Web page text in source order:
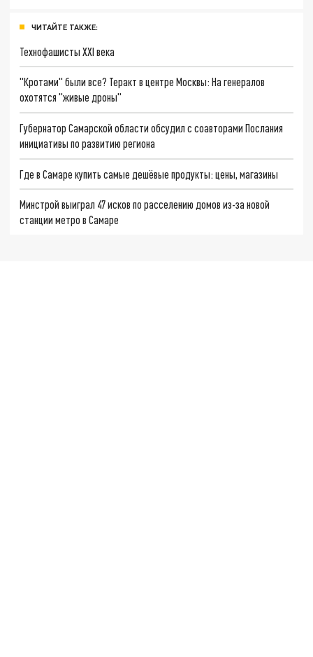
ЧИТАЙТЕ ТАКЖЕ:
Технофашисты XXI века
"Кротами" были все? Теракт в центре Москвы: На генералов
охотятся "живые дроны"
Губернатор Самарской области обсудил с соавторами Послания
инициативы по развитию региона
Где в Самаре купить самые дешёвые продукты: цены, магазины
Минстрой выиграл 47 исков по расселению домов из-за новой
станции метро в Самаре